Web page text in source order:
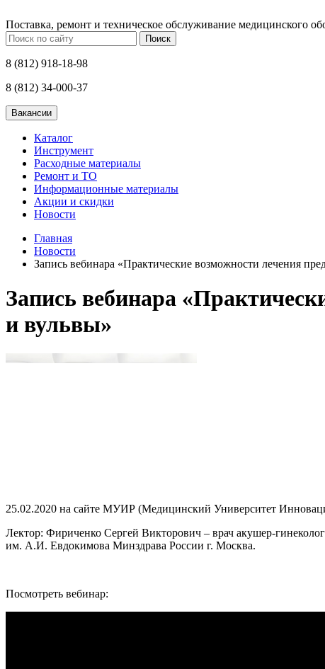
Поставка, ремонт и техническое обслуживание медицинского
Поиск
8 (812) 918-18-98
8 (812) 34-000-37
Каталог
Инструмент
Расходные материалы
Ремонт и ТО
Информационные материалы
Акции и скидки
Новости
Главная
Новости
Запись вебинара «Практические возможности лечения
Запись вебинара
и вульвы»
25.02.2020 на сайте МУИР (Медицинский Университет
Лектор: Фириченко Сергей Викторович – врач акушер-
им. А.И. Евдокимова Минздрава России г. Москва.
Посмотреть вебинар: